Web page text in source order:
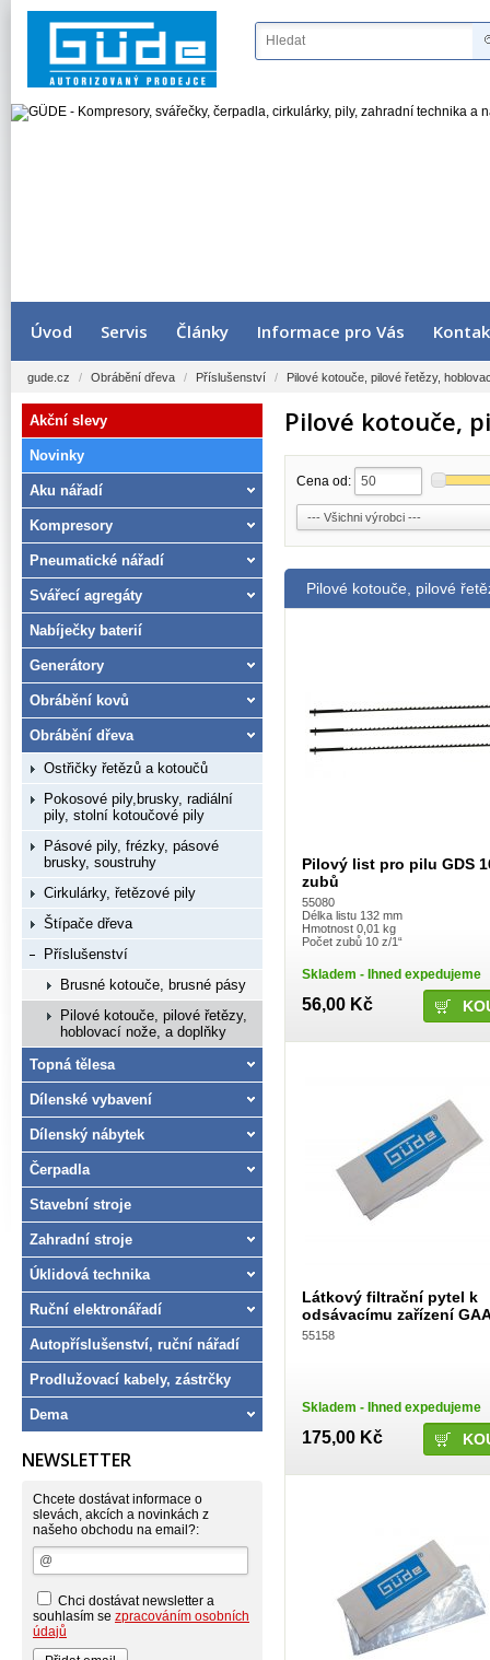
Úvod Servis Články Informace pro Vás
gude.cz / Obrábění dřeva / Příslušenství / Pilové kotouče, pilové řetězy,
Pilové kotouče,
Cena od:
Pilové kotouče, pilové
Pilový list pro pilu GDS
zubů
55080
Délka listu 132 mm
Hmotnost 0,01 kg
Počet zubů 10 z/1“
Skladem - Ihned expedujeme
56,00 Kč
Látkový filtrační pytel k
odsávacímu zařízení
55158
Skladem - Ihned expedujeme
175,00 Kč
Akční slevy
Novinky
Aku nářadí
Kompresory
Pneumatické nářadí
Svářecí agregáty
Nabíječky baterií
Generátory
Obrábění kovů
Obrábění dřeva
Ostřičky řetězů a kotoučů
Pokosové pily,brusky, radiální
pily, stolní kotoučové pily
Pásové pily, frézky, pásové
brusky, soustruhy
Cirkulárky, řetězové pily
Štípače dřeva
Příslušenství
Brusné kotouče, brusné pásy
Pilové kotouče, pilové řetězy,
hoblovací nože, a doplňky
Topná tělesa
Dílenské vybavení
Dílenský nábytek
Čerpadla
Stavební stroje
Zahradní stroje
Úklidová technika
Ruční elektronářadí
Autopříslušenství, ruční nářadí
Prodlužovací kabely, zástrčky
Dema
NEWSLETTER
Chcete dostávat informace o
slevách, akcích a novinkách z
našeho obchodu na email?:
Chci dostávat newsletter a
souhlasím se zpracováním osobních
údajů